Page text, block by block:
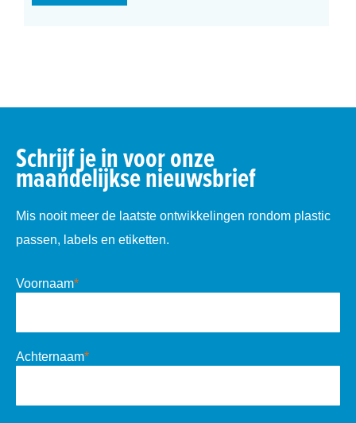
Schrijf je in voor onze
maandelijkse nieuwsbrief
Mis nooit meer de laatste ontwikkelingen rondom plastic
passen, labels en etiketten.
Voornaam*
Achternaam*